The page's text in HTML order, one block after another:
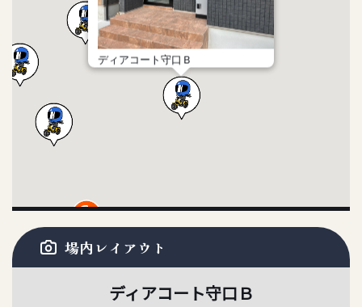
6
2
ディアコート守口Ｂ
場内レイアウト
ディアコート守口Ｂ